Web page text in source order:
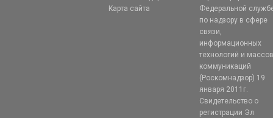
Карта сайта
Федеральной
по надзору в сфере
связи,
информационных
технологий и
коммуникаций
(Роскомнадзор) 19
января 2011г.
Свидетельство о
регистрации Эл